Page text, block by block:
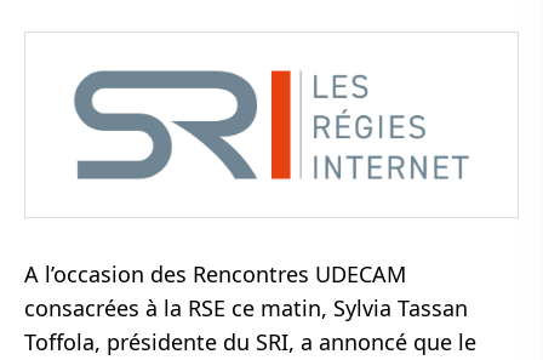
A l’occasion des Rencontres UDECAM
consacrées à la RSE ce matin, Sylvia Tassan
Toffola, présidente du SRI, a annoncé que le